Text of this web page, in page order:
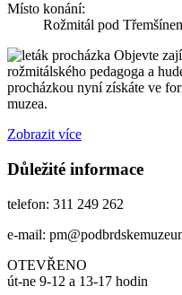
Místo konání:
Rožmitál pod
Objevte
rožmitálského pedagoga a
procházkou nyní získáte ve
muzea.
Zobrazit více
Důležité informace
telefon: 311 249 262
e-mail:
OTEVŘENO
út-ne 9-12 a 13-17 hodin